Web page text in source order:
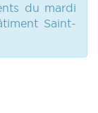
du mardi
Saint-